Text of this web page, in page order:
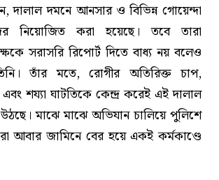
দালাল দমনে আনসার ও বিভিন্ন গোয়েন্দা
নিয়োজিত করা হয়েছে। তবে তারা
সরাসরি রিপোর্ট দিতে বাধ্য নয় বলেও
তাঁর মতে, রোগীর অতিরিক্ত চাপ,
শয্যা ঘাটতিকে কেন্দ্র করেই এই দালাল
মাঝে মাঝে অভিযান চালিয়ে পুলিশে
আবার জামিনে বের হয়ে একই কর্মকাণ্ডে